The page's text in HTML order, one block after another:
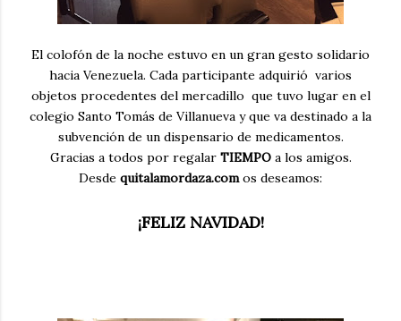
El colofón de la noche estuvo en un gran gesto solidario
hacia Venezuela. Cada participante adquirió varios
objetos procedentes del mercadillo que tuvo lugar en el
colegio Santo Tomás de Villanueva y que va destinado a la
subvención de un dispensario de medicamentos.
Gracias a todos por regalar TIEMPO a los amigos.
Desde quitalamordaza.com os deseamos:
¡FELIZ NAVIDAD!